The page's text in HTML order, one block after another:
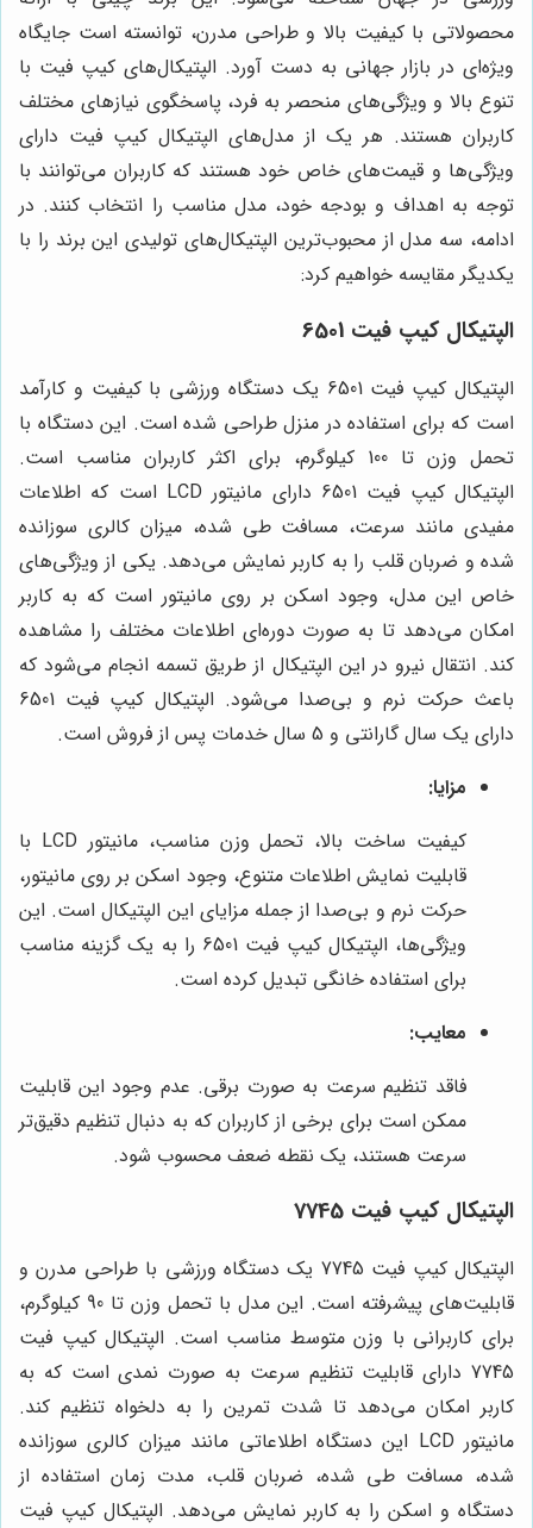
محصولاتی با کیفیت بالا و طراحی مدرن، توانسته است جایگاه
ویژه‌ای در بازار جهانی به دست آورد. الپتیکال‌های کیپ فیت با
تنوع بالا و ویژگی‌های منحصر به فرد، پاسخگوی نیازهای مختلف
کاربران هستند. هر یک از مدل‌های الپتیکال کیپ فیت دارای
ویژگی‌ها و قیمت‌های خاص خود هستند که کاربران می‌توانند با
توجه به اهداف و بودجه خود، مدل مناسب را انتخاب کنند. در
ادامه، سه مدل از محبوب‌ترین الپتیکال‌های تولیدی این برند را با
یکدیگر مقایسه خواهیم کرد:
الپتیکال کیپ فیت 6501
الپتیکال کیپ فیت 6501 یک دستگاه ورزشی با کیفیت و کارآمد
است که برای استفاده در منزل طراحی شده است. این دستگاه با
تحمل وزن تا 100 کیلوگرم، برای اکثر کاربران مناسب است.
الپتیکال کیپ فیت 6501 دارای مانیتور LCD است که اطلاعات
مفیدی مانند سرعت، مسافت طی شده، میزان کالری سوزانده
شده و ضربان قلب را به کاربر نمایش می‌دهد. یکی از ویژگی‌های
خاص این مدل، وجود اسکن بر روی مانیتور است که به کاربر
امکان می‌دهد تا به صورت دوره‌ای اطلاعات مختلف را مشاهده
کند. انتقال نیرو در این الپتیکال از طریق تسمه انجام می‌شود که
باعث حرکت نرم و بی‌صدا می‌شود. الپتیکال کیپ فیت 6501
دارای یک سال گارانتی و 5 سال خدمات پس از فروش است.
مزایا:
کیفیت ساخت بالا، تحمل وزن مناسب، مانیتور LCD با
قابلیت نمایش اطلاعات متنوع، وجود اسکن بر روی مانیتور،
حرکت نرم و بی‌صدا از جمله مزایای این الپتیکال است. این
ویژگی‌ها، الپتیکال کیپ فیت 6501 را به یک گزینه مناسب
برای استفاده خانگی تبدیل کرده است.
معایب:
فاقد تنظیم سرعت به صورت برقی. عدم وجود این قابلیت
ممکن است برای برخی از کاربران که به دنبال تنظیم دقیق‌تر
سرعت هستند، یک نقطه ضعف محسوب شود.
الپتیکال کیپ فیت 7745
الپتیکال کیپ فیت 7745 یک دستگاه ورزشی با طراحی مدرن و
قابلیت‌های پیشرفته است. این مدل با تحمل وزن تا 90 کیلوگرم،
برای کاربرانی با وزن متوسط مناسب است. الپتیکال کیپ فیت
7745 دارای قابلیت تنظیم سرعت به صورت نمدی است که به
کاربر امکان می‌دهد تا شدت تمرین را به دلخواه تنظیم کند.
مانیتور LCD این دستگاه اطلاعاتی مانند میزان کالری سوزانده
شده، مسافت طی شده، ضربان قلب، مدت زمان استفاده از
دستگاه و اسکن را به کاربر نمایش می‌دهد. الپتیکال کیپ فیت